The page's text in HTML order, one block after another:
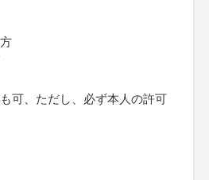
可、ただし、必ず本人の許可